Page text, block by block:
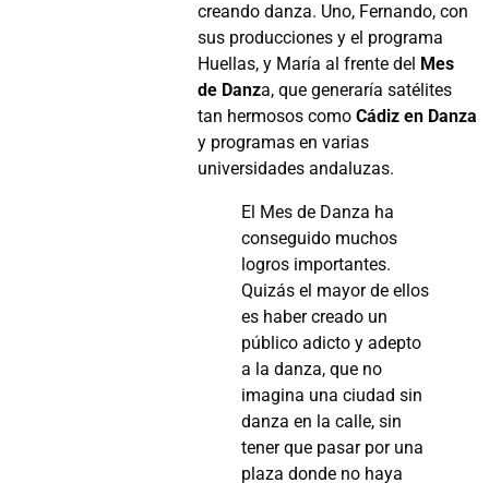
creando danza. Uno, Fernando, con
sus producciones y el programa
Huellas, y María al frente del Mes
de Danza, que generaría satélites
tan hermosos comoCádiz en Danza
y programas en varias
universidades andaluzas.
El Mes de Danza ha
conseguido muchos
logros importantes.
Quizás el mayor de ellos
es haber creado un
público adicto y adepto
a la danza, que no
imagina una ciudad sin
danza en la calle, sin
tener que pasar por una
plaza donde no haya